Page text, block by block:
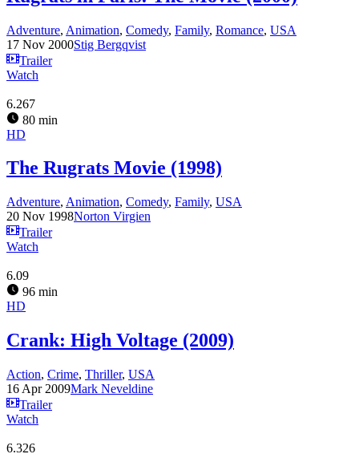
Adventure, Animation, Comedy, Family, Romance, USA
17 Nov 2000Stig Bergqvist
Trailer
Watch
6.267
80 min
HD
The Rugrats Movie (1998)
Adventure, Animation, Comedy, Family, USA
20 Nov 1998Norton Virgien
Trailer
Watch
6.09
96 min
HD
Crank: High Voltage (2009)
Action, Crime, Thriller, USA
16 Apr 2009Mark Neveldine
Trailer
Watch
6.326